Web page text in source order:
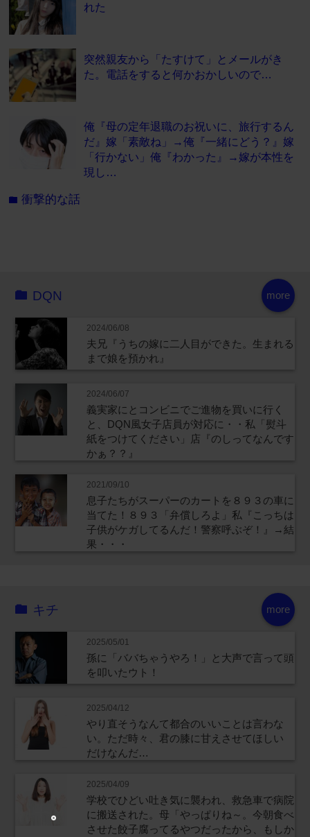
れた
突然親友から「たすけて」とメールがき
た。電話をすると何かおかしいので…
俺『母の定年退職のお祝いに、旅行するん
だ』嫁「素敵ね」→俺『一緒にどう？』嫁
「行かない」俺『わかった』→嫁が本性を
現し…
folder衝撃的な話
more
DQN
2024/06/08
夫兄『うちの嫁に二人目ができた。生まれる
まで娘を預かれ』
2024/06/07
義実家にとコンビニでご進物を買いに行く
と、DQN風女子店員が対応に・・私「熨斗
紙をつけてください」店『のしってなんです
かぁ？？』
2021/09/10
息子たちがスーパーのカートを８９３の車に
当てた！８９３「弁償しろよ」私『こっちは
子供がケガしてるんだ！警察呼ぶぞ！』→結
果・・・
more
キチ
2025/05/01
孫に「ババちゃうやろ！」と大声で言って頭
を叩いたウト！
2025/04/12
やり直そうなんて都合のいいことは言わな
い。ただ時々、君の膝に甘えさせてほしい
だけなんだ…
2025/04/09
学校でひどい吐き気に襲われ、救急車で病院
に搬送された。母「やっぱりね～。今朝食べ
させた餃子腐ってるやつだったから、もしか